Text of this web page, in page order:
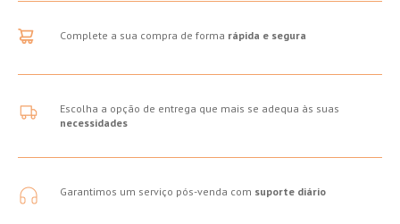
Complete a sua compra de forma rápida e segura
Escolha a opção de entrega que mais se adequa às suas
necessidades
Garantimos um serviço pós-venda com suporte diário